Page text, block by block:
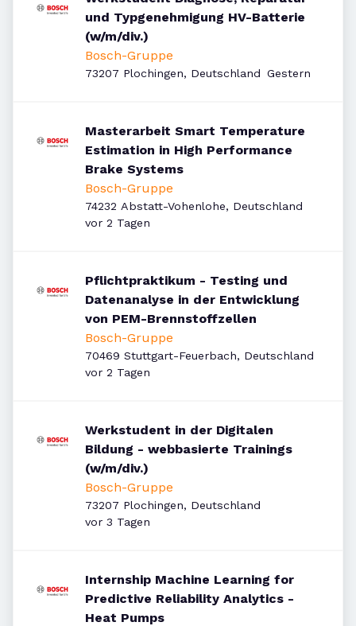
und Typgenehmigung HV-Batterie
(w/m/div.)
Bosch-Gruppe
73207 Plochingen, Deutschland Veröffentlicht
Gestern
Masterarbeit Smart Temperature
Estimation in High Performance
Brake Systems
Bosch-Gruppe
74232 Abstatt-Vohenlohe, Deutschland
Veröffentlicht
vor 2 Tagen
Pflichtpraktikum - Testing und
Datenanalyse in der Entwicklung
von PEM-Brennstoffzellen
Bosch-Gruppe
70469 Stuttgart-Feuerbach, Deutschland
Veröffentlicht
vor 2 Tagen
Werkstudent in der Digitalen
Bildung - webbasierte Trainings
(w/m/div.)
Bosch-Gruppe
73207 Plochingen, Deutschland
Veröffentlicht
vor 3 Tagen
Internship Machine Learning for
Predictive Reliability Analytics -
Heat Pumps